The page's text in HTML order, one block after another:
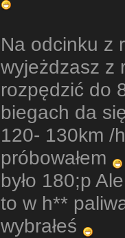
Na odcinku z
wyjeżdzasz z
rozpędzić do
biegach da
120- 130km /
próbowałem
było 180;p
to w h**
wybrałeś